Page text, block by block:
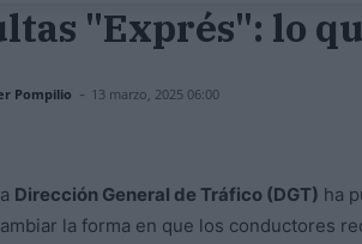
"Exprés": lo
Pompilio - 13 marzo, 2025 06:00
Dirección General de Tráfico (DGT) ha
la forma en que los conductores